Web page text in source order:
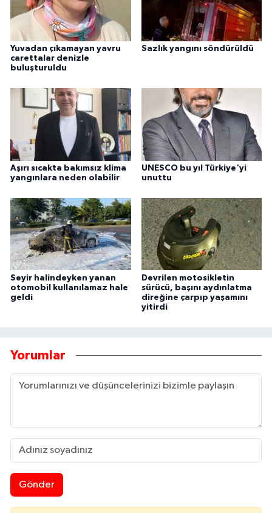
Yuvadan çıkamayan yavru
carettalar denizle
buluşturuldu
Sazlık yangını söndürüldü
Aşırı sıcakta bakımsız klima
yangınlara neden olabilir
UNESCO bu yıl Türkiye'yi
unuttu
Seyir halindeyken yanan
otomobil kullanılamaz hale
geldi
Devrilen motosikletin
sürücü, başını aydınlatma
direğine çarpıp yaşamını
yitirdi
Yorumlar
Gönder